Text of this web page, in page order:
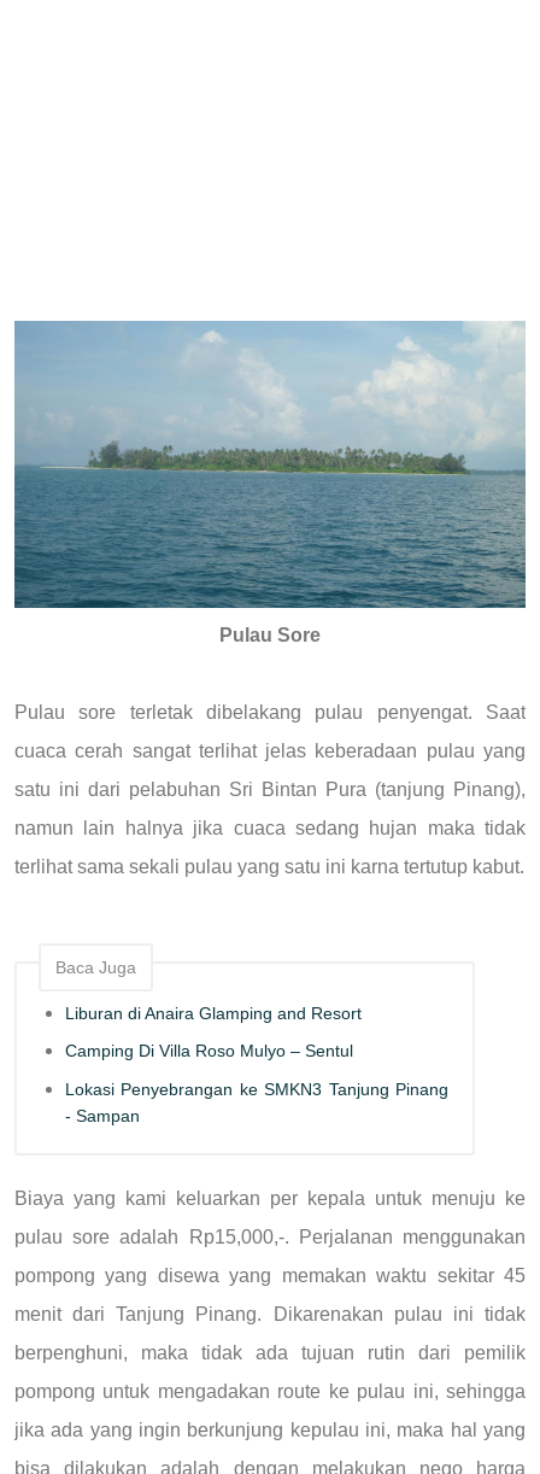
Pulau Sore
Pulau sore terletak dibelakang pulau penyengat. Saat
cuaca cerah sangat terlihat jelas keberadaan pulau yang
satu ini dari pelabuhan Sri Bintan Pura (tanjung Pinang),
namun lain halnya jika cuaca sedang hujan maka tidak
terlihat sama sekali pulau yang satu ini karna tertutup kabut.
Baca Juga
Liburan di Anaira Glamping and Resort
Camping Di Villa Roso Mulyo – Sentul
Lokasi Penyebrangan ke SMKN3 Tanjung Pinang
- Sampan
Biaya yang kami keluarkan per kepala untuk menuju ke
pulau sore adalah Rp15,000,-. Perjalanan menggunakan
pompong yang disewa yang memakan waktu sekitar 45
menit dari Tanjung Pinang. Dikarenakan pulau ini tidak
berpenghuni, maka tidak ada tujuan rutin dari pemilik
pompong untuk mengadakan route ke pulau ini, sehingga
jika ada yang ingin berkunjung kepulau ini, maka hal yang
bisa dilakukan adalah dengan melakukan nego harga